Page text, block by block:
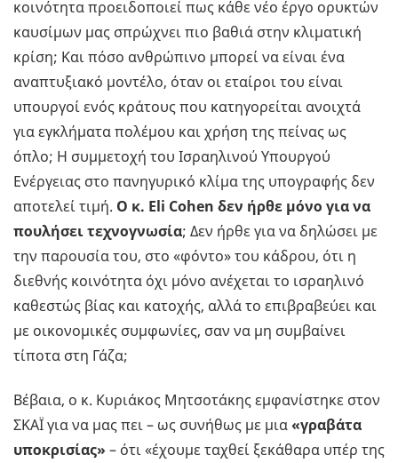
κοινότητα προειδοποιεί πως κάθε νέο έργο ορυκτών
καυσίμων μας σπρώχνει πιο βαθιά στην κλιματική
κρίση; Και πόσο ανθρώπινο μπορεί να είναι ένα
αναπτυξιακό μοντέλο, όταν οι εταίροι του είναι
υπουργοί ενός κράτους που κατηγορείται ανοιχτά
για εγκλήματα πολέμου και χρήση της πείνας ως
όπλο; Η συμμετοχή του Ισραηλινού Υπουργού
Ενέργειας στο πανηγυρικό κλίμα της υπογραφής δεν
αποτελεί τιμή. Ο κ. Eli Cohen δεν ήρθε μόνο για να
πουλήσει τεχνογνωσία; Δεν ήρθε για να δηλώσει με
την παρουσία του, στο «φόντο» του κάδρου, ότι η
διεθνής κοινότητα όχι μόνο ανέχεται το ισραηλινό
καθεστώς βίας και κατοχής, αλλά το επιβραβεύει και
με οικονομικές συμφωνίες, σαν να μη συμβαίνει
τίποτα στη Γάζα;
Βέβαια, ο κ. Κυριάκος Μητσοτάκης εμφανίστηκε στον
ΣΚΑΪ για να μας πει – ως συνήθως με μια«γραβάτα
υποκρισίας» – ότι «έχουμε ταχθεί ξεκάθαρα υπέρ της